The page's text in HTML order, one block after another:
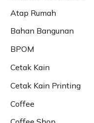
Atap Rumah
Bahan Bangunan
BPOM
Cetak Kain
Cetak Kain Printing
Coffee